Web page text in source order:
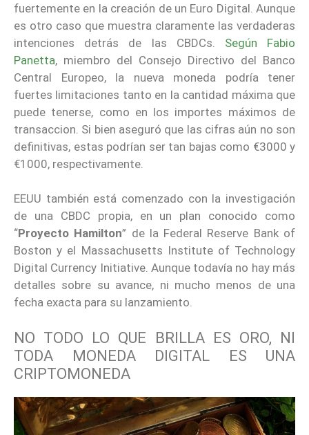
fuertemente en la creación de un Euro Digital. Aunque
es otro caso que muestra claramente las verdaderas
intenciones detrás de las CBDCs. Según Fabio
Panetta, miembro del Consejo Directivo del Banco
Central Europeo, la nueva moneda podría tener
fuertes limitaciones tanto en la cantidad máxima que
puede tenerse, como en los importes máximos de
transaccion. Si bien aseguró que las cifras aún no son
definitivas, estas podrían ser tan bajas como €3000 y
€1000, respectivamente.
EEUU también está comenzado con la investigación
de una CBDC propia, en un plan conocido como
“Proyecto Hamilton” de la Federal Reserve Bank of
Boston y el Massachusetts Institute of Technology
Digital Currency Initiative. Aunque todavía no hay más
detalles sobre su avance, ni mucho menos de una
fecha exacta para su lanzamiento.
NO TODO LO QUE BRILLA ES ORO, NI
TODA MONEDA DIGITAL ES UNA
CRIPTOMONEDA